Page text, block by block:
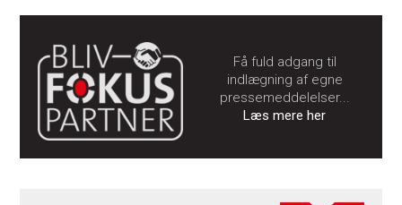
Få fuld adgang til
indlægning af egne
pressemeddelelser...
Læs mere her